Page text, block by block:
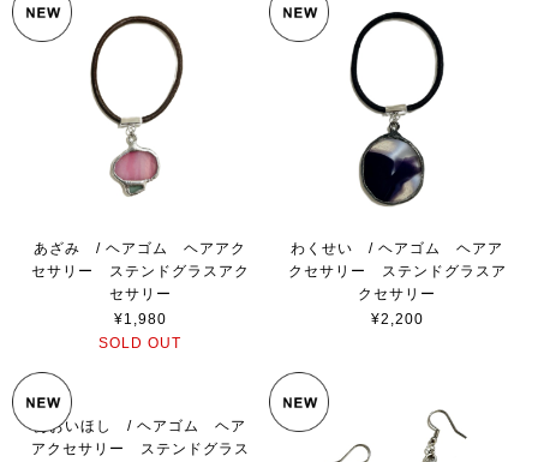
あざみ / ヘアゴム ヘアアク
セサリー ステンドグラスアク
セサリー
¥1,980
SOLD OUT
わくせい / ヘアゴム ヘアア
クセサリー ステンドグラスア
クセサリー
¥2,200
あおいほし / ヘアゴム ヘア
アクセサリー ステンドグラス